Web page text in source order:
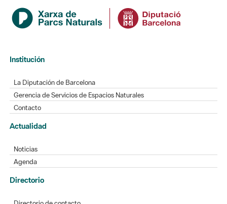
Institución
La Diputación de Barcelona
Gerencia de Servicios de Espacios Naturales
Contacto
Actualidad
Noticias
Agenda
Directorio